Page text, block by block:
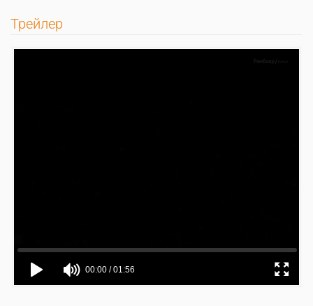
Трейлер